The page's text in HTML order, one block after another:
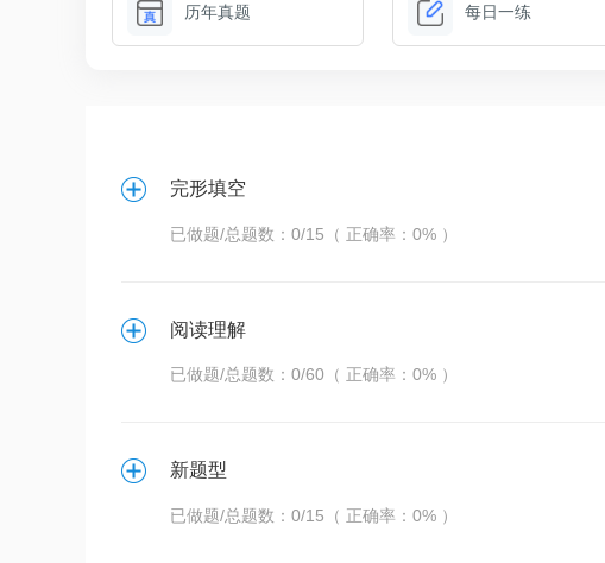
历年真题 每日一练
完形填空
已做题/总题数：0/15（ 正确率：0% ）
阅读理解
已做题/总题数：0/60（ 正确率：0% ）
新题型
已做题/总题数：0/15（ 正确率：0% ）